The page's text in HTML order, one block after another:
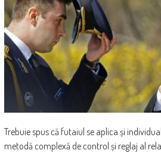
Trebuie spus că futaiul se aplica și
metodă complexă de control și reglaj al